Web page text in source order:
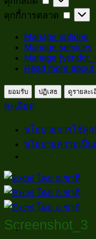
สถิติ
คุกกี้การตลาด
คุกกี้
ตลาด
Manage options
Manage services
Manage
Read more
ยอมรับ ปฏิเสธ ดูรายละเ
ละเอียด
นโยบายการใช้คุก
นโยบายความเป็
ข้าม
ไป
ยัง
เนื้อหา
Screenshot_3